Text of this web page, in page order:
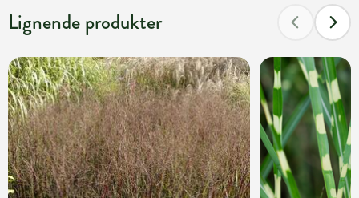
Lignende produkter